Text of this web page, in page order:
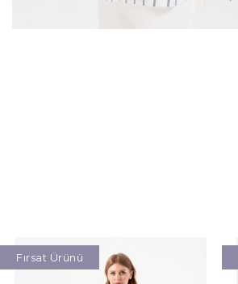
Fırsat Ürünü